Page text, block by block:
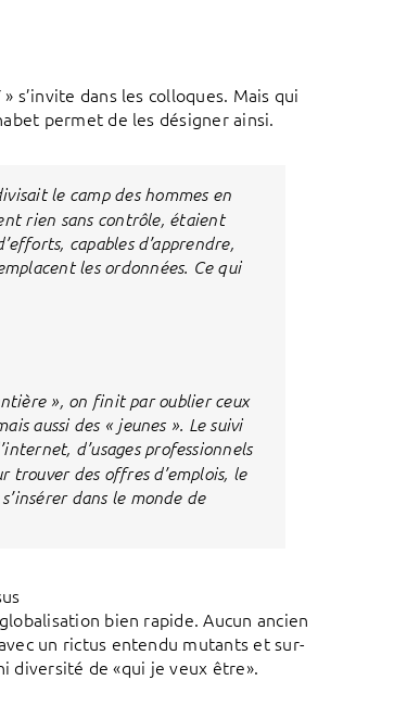
s’invite dans les colloques. Mais qui
permet de les désigner ainsi.
le camp des hommes en
rien sans contrôle, étaient
capables d’apprendre,
les ordonnées. Ce qui
», on finit par oublier ceux
aussi des « jeunes ». Le suivi
d’usages professionnels
trouver des offres d’emplois, le
dans le monde de
bien rapide. Aucun ancien
un rictus entendu mutants et sur-
diversité de «qui je veux être».